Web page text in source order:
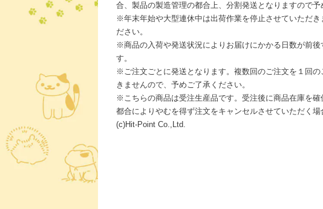
合、製品の製造管理の都合上、分割発送となりますので予
※年末年始や大型連休中は出荷作業を停止させていただき
ださい。
※商品の入荷や発送状況によりお届けにかかる日数が前後
す。
※ご注文ごとに発送となります。複数回のご注文を１回
きませんので、予めご了承ください。
※こちらの商品は受注生産品です。受注後に商品在庫を
都合によりやむを得ず注文をキャンセルさせていただく場
(c)Hit-Point Co.,Ltd.